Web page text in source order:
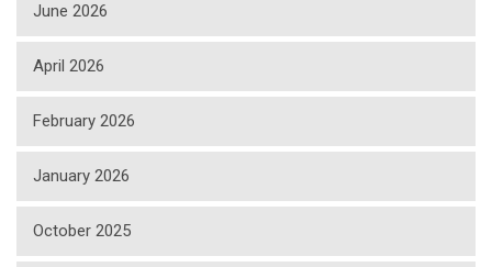
June 2026
April 2026
February 2026
January 2026
October 2025